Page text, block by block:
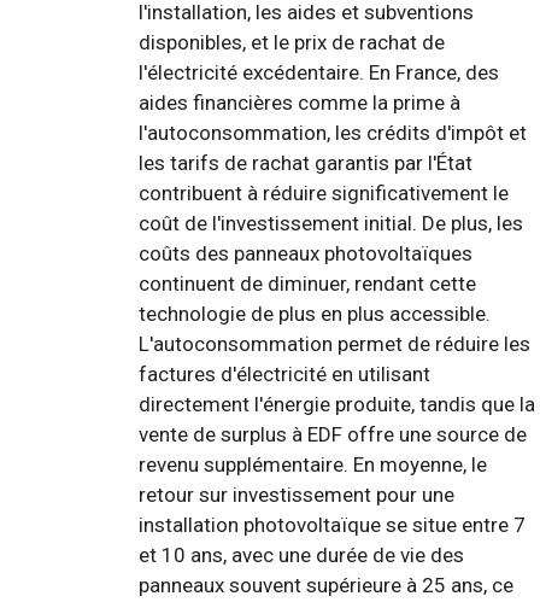
l'installation, les aides et subventions
disponibles, et le prix de rachat de
l'électricité excédentaire. En France, des
aides financières comme la prime à
l'autoconsommation, les crédits d'impôt et
les tarifs de rachat garantis par l'État
contribuent à réduire significativement le
coût de l'investissement initial. De plus, les
coûts des panneaux photovoltaïques
continuent de diminuer, rendant cette
technologie de plus en plus accessible.
L'autoconsommation permet de réduire les
factures d'électricité en utilisant
directement l'énergie produite, tandis que la
vente de surplus à EDF offre une source de
revenu supplémentaire. En moyenne, le
retour sur investissement pour une
installation photovoltaïque se situe entre 7
et 10 ans, avec une durée de vie des
panneaux souvent supérieure à 25 ans, ce